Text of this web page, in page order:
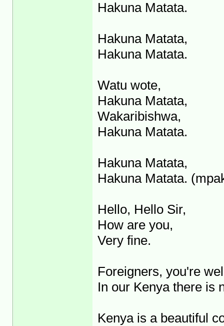
Hakuna Matata.
Hakuna Matata,
Hakuna Matata.
Watu wote,
Hakuna Matata,
Wakaribishwa,
Hakuna Matata.
Hakuna Matata,
Hakuna Matata.
Hello, Hello Sir,
How are you,
Very fine.
Foreigners, you're
In our Kenya there is
Kenya is a beautiful